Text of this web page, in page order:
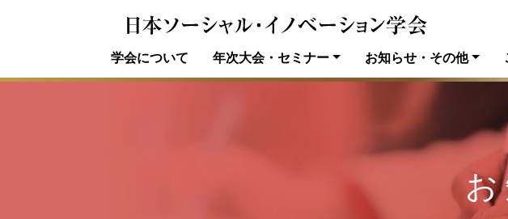
学会について 年次大会・セミナー お知らせ・その他